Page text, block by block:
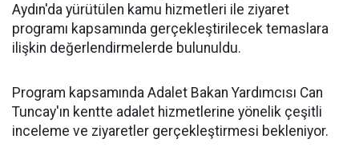
Aydın'da yürütülen kamu hizmetleri ile ziyaret
programı kapsamında gerçekleştirilecek temaslara
ilişkin değerlendirmelerde bulunuldu.
Program kapsamında Adalet Bakan Yardımcısı Can
Tuncay'ın kentte adalet hizmetlerine yönelik çeşitli
inceleme ve ziyaretler gerçekleştirmesi bekleniyor.